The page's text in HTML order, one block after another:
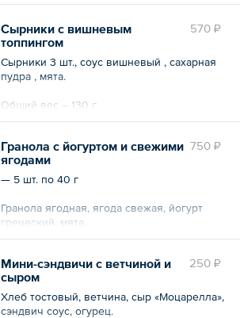
— Фруктовое канапе с виноградом — 10
— «Оливье» в веррине — 5 шт.;
— Салат «Греческий» в веррине — 5 шт.;
— Салат «Нисуаз» в веррине — 5 шт.;
— Мини-шашлычки из овощей — 10 шт.;
— Мини-шашлычки из куриного бедра — 10
шт.
Общий вес – 5575 г
Общий вес – 2.4 кг
570 ₽
Сырники с вишневым
топпингом
Сырники 3 шт., соус вишневый , сахарная
пудра , мята.
Общий вес – 130 г
750 ₽
Гранола с йогуртом и свежими
ягодами
— 5 шт. по 40 г
Гранола ягодная, ягода свежая, йогурт
греческий, мята.
250 ₽
Мини-сэндвичи с ветчиной и
сыром
Хлеб тостовый, ветчина, сыр «Моцарелла»,
сэндвич соус, огурец.